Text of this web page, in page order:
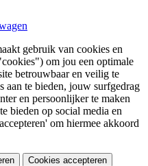
gebruik van cookies en
om jou een optimale
betrouwbaar en veilig te
aan te bieden, jouw surfgedrag
en persoonlijker te maken
bieden op social media en
om hiermee akkoord
Cookies accepteren